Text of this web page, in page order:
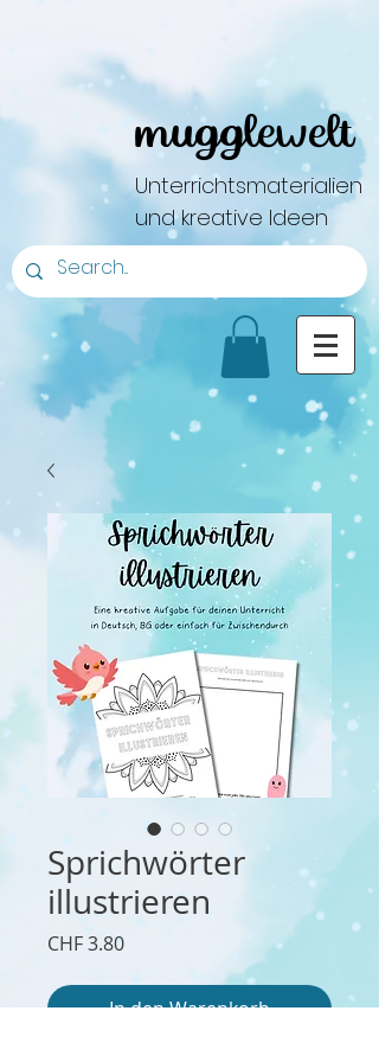
mugglewelt
Unterrichtsmaterialien
und kreative Ideen
Sprichwörter
illustrieren
CHF 3.80Preis
In den Warenkorb